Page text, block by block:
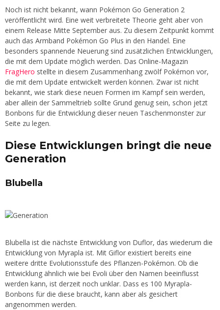
Noch ist nicht bekannt, wann Pokémon Go Generation 2
veröffentlicht wird. Eine weit verbreitete Theorie geht aber von
einem Release Mitte September aus. Zu diesem Zeitpunkt kommt
auch das Armband Pokémon Go Plus in den Handel. Eine
besonders spannende Neuerung sind zusätzlichen Entwicklungen,
die mit dem Update möglich werden. Das Online-Magazin
FragHero stellte in diesem Zusammenhang zwölf Pokémon vor,
die mit dem Update entwickelt werden können. Zwar ist nicht
bekannt, wie stark diese neuen Formen im Kampf sein werden,
aber allein der Sammeltrieb sollte Grund genug sein, schon jetzt
Bonbons für die Entwicklung dieser neuen Taschenmonster zur
Seite zu legen.
Diese Entwicklungen bringt die neue
Generation
Blubella
Blubella ist die nächste Entwicklung von Duflor, das wiederum die
Entwicklung von Myrapla ist. Mit Giflor existiert bereits eine
weitere dritte Evolutionsstufe des Pflanzen-Pokémon. Ob die
Entwicklung ähnlich wie bei Evoli über den Namen beeinflusst
werden kann, ist derzeit noch unklar. Dass es 100 Myrapla-
Bonbons für die diese braucht, kann aber als gesichert
angenommen werden.